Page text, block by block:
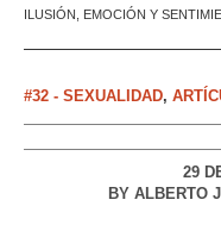
ILUSIÓN, EMOCIÓN Y
#32 - SEXUALIDAD,
29
BY ALBERTO